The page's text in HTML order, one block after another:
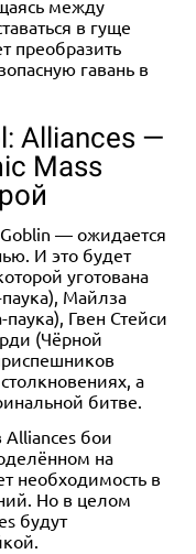
между
в гуще
преобразить
гавань в
Alliances —
Mass
— ожидается
И это будет
уготована
Майлза
Гвен Стейси
(Чёрной
а
битве.
Alliances бои
на
необходимость в
Но в целом
будут